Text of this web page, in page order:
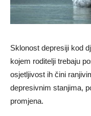
Sklonost depresiji kod
kojem roditelji trebaju
osjetljivost ih čini
depresivnim stanjima,
promjena.